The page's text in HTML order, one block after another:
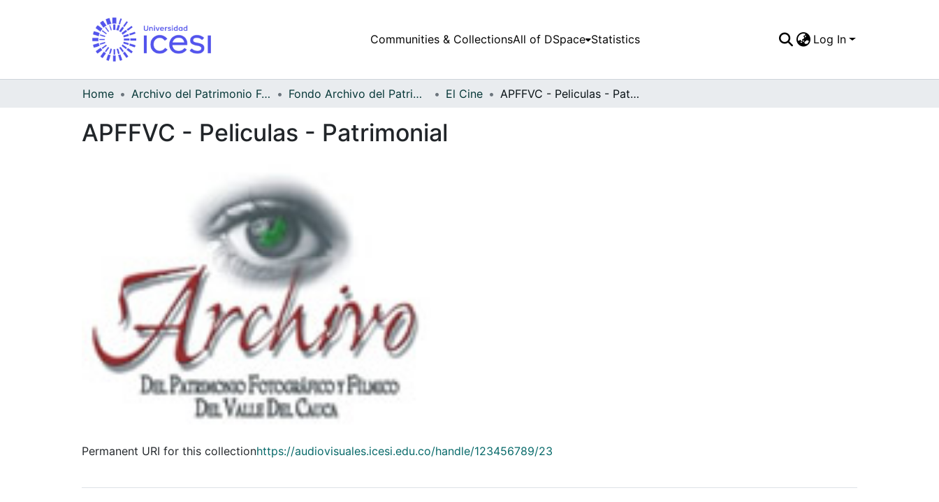
Communities & CollectionsAll of DSpace Statistics Log In
Home Archivo del Patrimonio Fotográfico y Fílmico del Valle del Cauca Fondo Archivo del Patrimonio Fotográfico y Fílmico del Valle del Cauca El Cine APFFVC - Peliculas - Patrimonial
APFFVC - Peliculas - Patrimonial
Permanent URI for this collectionhttps://audiovisuales.icesi.edu.co/handle/123456789/23